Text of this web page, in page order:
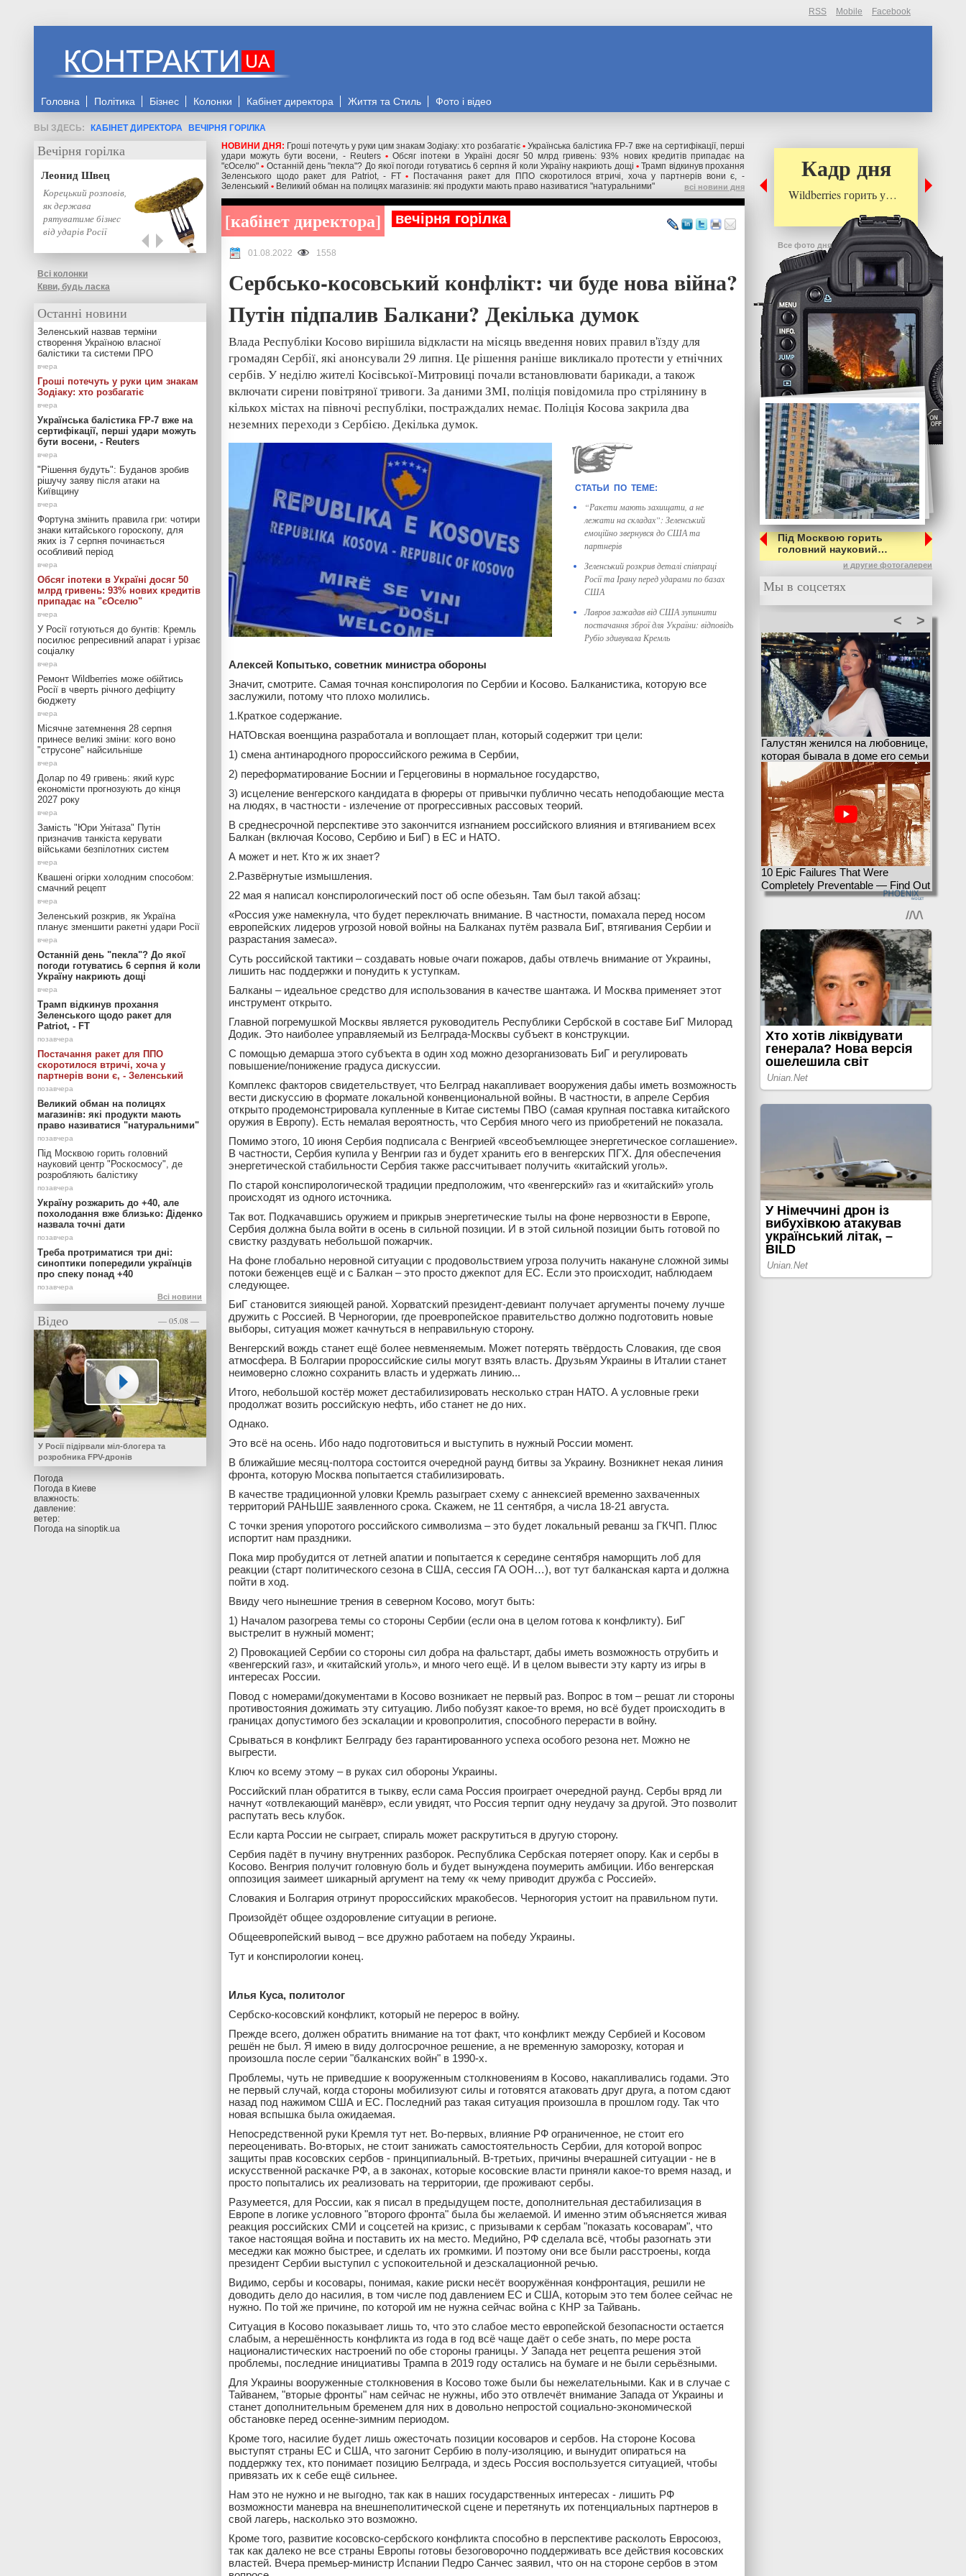
RSS Mobile Facebook
Головна Політика Бізнес Колонки Кабінет директора Життя та Стиль Фото і відео
КАБІНЕТ ДИРЕКТОРА
ВЕЧІРНЯ ГОРІЛКА
НОВИНИ ДНЯ: Гроші потечуть у руки цим знакам Зодіаку: хто розбагатіє • Українська балістика FP-7 вже на сертифікації, перші
удари можуть бути восени, - Reuters • Обсяг іпотеки в Україні досяг 50 млрд гривень: 93% нових кредитів припадає на
"єОселю" • Останній день "пекла"? До якої погоди готуватись 6 серпня й коли Україну накриють дощі • Трамп відкинув прохання
Зеленського щодо ракет для Patriot, - FT •
Постачання ракет для ППО скоротилося втричі, хоча у партнерів вони є, -
Зеленський • Великий обман на полицях магазинів: які продукти мають право називатися "натуральними" всі новини дня
кабінет директора вечірня горілка
01.08.2022 1558
Сербсько-косовський конфлікт: чи буде нова війна?
Путін підпалив Балкани? Декілька думок
Влада Республіки Косово вирішила відкласти на місяць введення нових правил в'їзду для
громадян Сербії, які анонсували 29 липня. Це рішення раніше викликало протести у етнічних
сербів. У неділю жителі Косівської-Митровиці почали встановлювати барикади, а також
включати сирени повітряної тривоги. За даними ЗМІ, поліція повідомила про стрілянину в
кількох містах на півночі республіки, постраждалих немає. Поліція Косова закрила два
неземних переходи з Сербією. Декілька думок.
“Ракети мають захищати, а не
лежати на складах”: Зеленський
емоційно звернувся до США та
партнерів
Зеленський розкрив деталі співпраці
Росії та Ірану перед ударами по базах
США
Лавров зажадав від США зупинити
постачання зброї для України: відповідь
Рубіо здивувала Кремль
Алексей Копытько, советник министра обороны
Значит, смотрите. Самая точная конспирология по Сербии и Косово. Балканистика, которую все
заслужили, потому что плохо молились.
1.Краткое содержание.
НАТОвская военщина разработала и воплощает план, который содержит три цели:
1) смена антинародного пророссийского режима в Сербии,
2) переформатирование Боснии и Герцеговины в нормальное государство,
3) исцеление венгерского кандидата в фюреры от привычки публично чесать неподобающие места
на людях, в частности - излечение от прогрессивных рассовых теорий.
В среднесрочной перспективе это закончится изгнанием российского влияния и втягиванием всех
Балкан (включая Косово, Сербию и БиГ) в ЕС и НАТО.
А может и нет. Кто ж их знает?
2.Развёрнутые измышления.
22 мая я написал конспирологический пост об оспе обезьян. Там был такой абзац:
«Россия уже намекнула, что будет переключать внимание. В частности, помахала перед носом
европейских лидеров угрозой новой войны на Балканах путём развала БиГ, втягивания Сербии и
разрастания замеса».
Суть российской тактики – создавать новые очаги пожаров, дабы отвлечь внимание от Украины,
лишить нас поддержки и понудить к уступкам.
Балканы – идеальное средство для использования в качестве шантажа. И Москва применяет этот
инструмент открыто.
Главной погремушкой Москвы является руководитель Республики Сербской в составе БиГ Милорад
Додик. Это наиболее управляемый из Белграда-Москвы субъект в конструкции.
С помощью демарша этого субъекта в один ход можно дезорганизовать БиГ и регулировать
повышение/понижение градуса дискуссии.
Комплекс факторов свидетельствует, что Белград накапливает вооружения дабы иметь возможность
вести дискуссию в формате локальной конвенциональной войны. В частности, в апреле Сербия
открыто продемонстрировала купленные в Китае системы ПВО (самая крупная поставка китайского
оружия в Европу). Есть немалая вероятность, что Сербия много чего из приобретений не показала.
Помимо этого, 10 июня Сербия подписала с Венгрией «всеобъемлющее энергетическое соглашение».
В частности, Сербия купила у Венгрии газ и будет хранить его в венгерских ПГХ. Для обеспечения
энергетической стабильности Сербия также рассчитывает получить «китайский уголь».
По старой конспирологической традиции предположим, что «венгерский» газ и «китайский» уголь
происходят из одного источника.
Так вот. Подкачавшись оружием и прикрыв энергетические тылы на фоне нервозности в Европе,
Сербия должна была войти в осень в сильной позиции. И в этой сильной позиции быть готовой по
свистку раздувать небольшой пожарчик.
На фоне глобально неровной ситуации с продовольствием угроза получить накануне сложной зимы
потоки беженцев ещё и с Балкан – это просто джекпот для ЕС. Если это происходит, наблюдаем
следующее.
БиГ становится зияющей раной. Хорватский президент-девиант получает аргументы почему лучше
дружить с Россией. В Черногории, где проевропейское правительство должно подготовить новые
выборы, ситуация может качнуться в неправильную сторону.
Венгерский вождь станет ещё более невменяемым. Может потерять твёрдость Словакия, где своя
атмосфера. В Болгарии пророссийские силы могут взять власть. Друзьям Украины в Италии станет
неимоверно сложно сохранить власть и удержать линию...
Итого, небольшой костёр может дестабилизировать несколько стран НАТО. А условные греки
продолжат возить российскую нефть, ибо станет не до них.
Однако.
Это всё на осень. Ибо надо подготовиться и выступить в нужный России момент.
В ближайшие месяц-полтора состоится очередной раунд битвы за Украину. Возникнет некая линия
фронта, которую Москва попытается стабилизировать.
В качестве традиционной уловки Кремль разыграет схему с аннексией временно захваченных
территорий РАНЬШЕ заявленного срока. Скажем, не 11 сентября, а числа 18-21 августа.
С точки зрения упоротого российского символизма – это будет локальный реванш за ГКЧП. Плюс
испортит нам праздники.
Пока мир пробудится от летней апатии и попытается к середине сентября наморщить лоб для
реакции (старт политического сезона в США, сессия ГА ООН…), вот тут балканская карта и должна
пойти в ход.
Ввиду чего нынешние трения в северном Косово, могут быть:
1) Началом разогрева темы со стороны Сербии (если она в целом готова к конфликту). БиГ
выстрелит в нужный момент;
2) Провокацией Сербии со стороны сил добра на фальстарт, дабы иметь возможность отрубить и
«венгерский газ», и «китайский уголь», и много чего ещё. И в целом вывести эту карту из игры в
интересах России.
Повод с номерами/документами в Косово возникает не первый раз. Вопрос в том – решат ли стороны
противостояния дожимать эту ситуацию. Либо побузят какое-то время, но всё будет происходить в
границах допустимого без эскалации и кровопролития, способного перерасти в войну.
Срываться в конфликт Белграду без гарантированного успеха особого резона нет. Можно не
выгрести.
Ключ ко всему этому – в руках сил обороны Украины.
Российский план обратится в тыкву, если сама Россия проиграет очередной раунд. Сербы вряд ли
начнут «отвлекающий манёвр», если увидят, что Россия терпит одну неудачу за другой. Это позволит
распутать весь клубок.
Если карта России не сыграет, спираль может раскрутиться в другую сторону.
Сербия падёт в пучину внутренних разборок. Республика Сербская потеряет опору. Как и сербы в
Косово. Венгрия получит головную боль и будет вынуждена поумерить амбиции. Ибо венгерская
оппозиция заимеет шикарный аргумент на тему «к чему приводит дружба с Россией».
Словакия и Болгария отринут пророссийских мракобесов. Черногория устоит на правильном пути.
Произойдёт общее оздоровление ситуации в регионе.
Общеевропейский вывод – все дружно работаем на победу Украины.
Тут и конспирологии конец.
Илья Куса, политолог
Сербско-косовский конфликт, который не перерос в войну.
Прежде всего, должен обратить внимание на тот факт, что конфликт между Сербией и Косовом
решён не был. Я имею в виду долгосрочное решение, а не временную заморозку, которая и
произошла после серии "балканских войн" в 1990-х.
Проблемы, чуть не приведшие к вооруженным столкновениям в Косово, накапливались годами. Это
не первый случай, когда стороны мобилизуют силы и готовятся атаковать друг друга, а потом сдают
назад под нажимом США и ЕС. Последний раз такая ситуация произошла в прошлом году. Так что
новая вспышка была ожидаемая.
Непосредственной руки Кремля тут нет. Во-первых, влияние РФ ограниченное, не стоит его
переоценивать. Во-вторых, не стоит занижать самостоятельность Сербии, для которой вопрос
защиты прав косовских сербов - принципиальный. В-третьих, причины вчерашней ситуации - не в
искусственной раскачке РФ, а в законах, которые косовские власти приняли какое-то время назад, и
просто попытались их реализовать на территории, где проживают сербы.
Разумеется, для России, как я писал в предыдущем посте, дополнительная дестабилизация в
Европе в логике условного "второго фронта" была бы желаемой. И именно этим объясняется живая
реакция российских СМИ и соцсетей на кризис, с призывами к сербам "показать косоварам", что
такое настоящая война и поставить их на место. Медийно, РФ сделала всё, чтобы разогнать эти
меседжи как можно быстрее, и сделать их громкими. И поэтому они все были расстроены, когда
президент Сербии выступил с успокоительной и деэскалационной речью.
Видимо, сербы и косовары, понимая, какие риски несёт вооружённая конфронтация, решили не
доводить дело до насилия, в том числе под давлением ЕС и США, которым это тем более сейчас не
нужно. По той же причине, по которой им не нужна сейчас война с КНР за Тайвань.
Ситуация в Косово показывает лишь то, что это слабое место европейской безопасности остается
слабым, а нерешённость конфликта из года в год всё чаще даёт о себе знать, по мере роста
националистических настроений по обе стороны границы. У Запада нет рецепта решения этой
проблемы, последние инициативы Трампа в 2019 году остались на бумаге и не были серьёзными.
Для Украины вооруженные столкновения в Косово тоже были бы нежелательными. Как и в случае с
Тайванем, "вторые фронты" нам сейчас не нужны, ибо это отвлечёт внимание Запада от Украины и
станет дополнительным бременем для них в довольно непростой социально-экономической
обстановке перед осенне-зимним периодом.
Кроме того, насилие будет лишь ожесточать позиции косоваров и сербов. На стороне Косова
выступят страны ЕС и США, что загонит Сербию в полу-изоляцию, и вынудит опираться на
поддержку тех, кто понимает позицию Белграда, и здесь Россия воспользуется ситуацией, чтобы
привязать их к себе ещё сильнее.
Нам это не нужно и не выгодно, так как в наших государственных интересах - лишить РФ
возможности маневра на внешнеполитической сцене и перетянуть их потенциальных партнеров в
свой лагерь, насколько это возможно.
Кроме того, развитие косовско-сербского конфликта способно в перспективе расколоть Евросоюз,
так как далеко не все страны Европы готовы безоговорочно поддерживать все действия косовских
властей. Вчера премьер-министр Испании Педро Санчес заявил, что он на стороне сербов в этом
Вечірня горілка
Леонид Швец
Корецький розповів,
як держава
рятуватиме бізнес
від ударів Росії
Всі колонки
Квви, будь ласка
Останні новини
Зеленський назвав терміни
створення Україною власної
балістики та системи ПРО
Гроші потечуть у руки цим знакам
Зодіаку: хто розбагатіє
Українська балістика FP-7 вже на
сертифікації, перші удари можуть
бути восени, - Reuters
"Рішення будуть": Буданов зробив
рішучу заяву після атаки на
Київщину
Фортуна змінить правила гри: чотири
знаки китайського гороскопу, для
яких із 7 серпня починається
особливий період
Обсяг іпотеки в Україні досяг 50
млрд гривень: 93% нових кредитів
припадає на "єОселю"
У Росії готуються до бунтів: Кремль
посилює репресивний апарат і урізає
соціалку
Ремонт Wildberries може обійтись
Росії в чверть річного дефіциту
бюджету
Місячне затемнення 28 серпня
принесе великі зміни: кого воно
"струсоне" найсильніше
Долар по 49 гривень: який курс
економісти прогнозують до кінця
2027 року
Замість "Юри Унітаза" Путін
призначив танкіста керувати
військами безпілотних систем
Квашені огірки холодним способом:
смачний рецепт
Зеленський розкрив, як Україна
планує зменшити ракетні удари Росії
Останній день "пекла"? До якої
погоди готуватись 6 серпня й коли
Україну накриють дощі
Трамп відкинув прохання
Зеленського щодо ракет для
Patriot, - FT
Постачання ракет для ППО
скоротилося втричі, хоча у
партнерів вони є, - Зеленський
Великий обман на полицях
магазинів: які продукти мають
право називатися "натуральними"
Під Москвою горить головний
науковий центр "Роскосмосу", де
розробляють балістику
Україну розжарить до +40, але
похолодання вже близько: Діденко
назвала точні дати
Треба протриматися три дні:
синоптики попередили українців
про спеку понад +40
Всі новини
Відео — 05.08 —
У Росії підірвали міл-блогера та
розробника FPV-дронів
Погода
Погода в Киеве
влажность:
давление:
ветер:
Погода на sinoptik.ua
Кадр дня
Wildberries горить у…
Все фото дня
Під Москвою горить
головний науковий…
и другие фотогалереи
Мы в соцсетях
>
<
Галустян женился на любовнице,
которая бывала в доме его семьи
10 Epic Failures That Were
Completely Preventable — Find Out